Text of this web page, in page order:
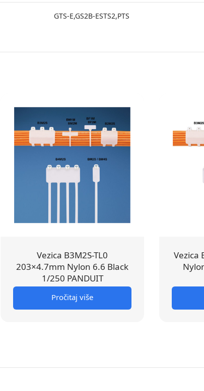
GTS-E,GS2B-ESTS2,PTS
Vezica B3M2S-TL0
203×4.7mm Nylon 6.6 Black
1/250 PANDUIT
Pročitaj više
Vezica